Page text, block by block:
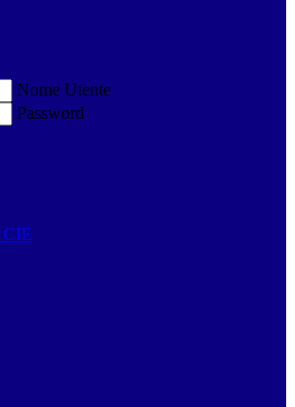
Nome Utente
Password
CIE